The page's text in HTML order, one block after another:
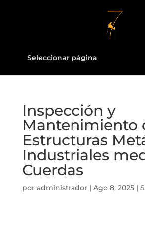
Seleccionar página
Inspección y
Mantenimiento
Estructuras
Industriales
Cuerdas
por administrador| Ago 8, 2025|